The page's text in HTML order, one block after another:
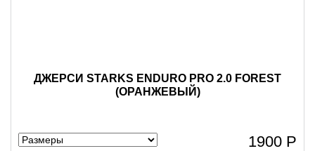
ДЖЕРСИ STARKS ENDURO PRO 2.0 FOREST
(ОРАНЖЕВЫЙ)
1900 Р